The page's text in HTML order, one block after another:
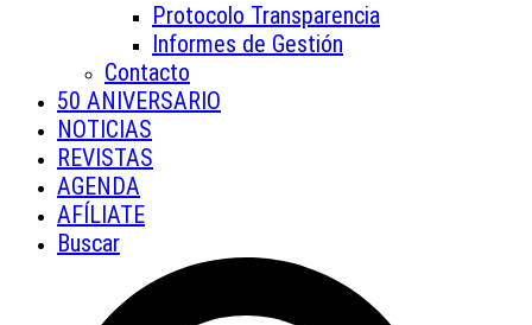
Protocolo Transparencia
Informes de Gestión
Contacto
50 ANIVERSARIO
NOTICIAS
REVISTAS
AGENDA
AFÍLIATE
Buscar